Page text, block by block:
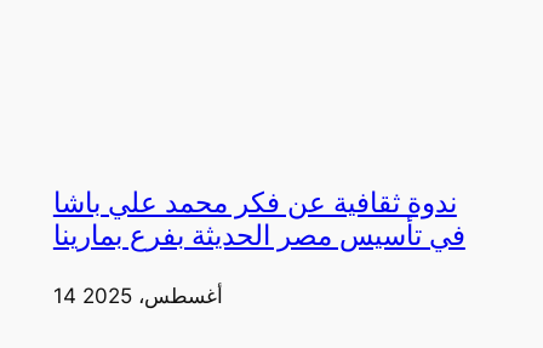
ندوة ثقافية عن فكر محمد علي باشا
في تأسيس مصر الحديثة بفرع بمارينا
14 أغسطس، 2025